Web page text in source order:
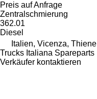
Preis auf Anfrage
Zentralschmierung
362.01
Diesel
Italien, Vicenza, Thiene
Trucks Italiana Spareparts
Verkäufer kontaktieren